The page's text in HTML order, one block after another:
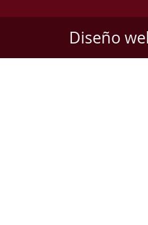
Diseño